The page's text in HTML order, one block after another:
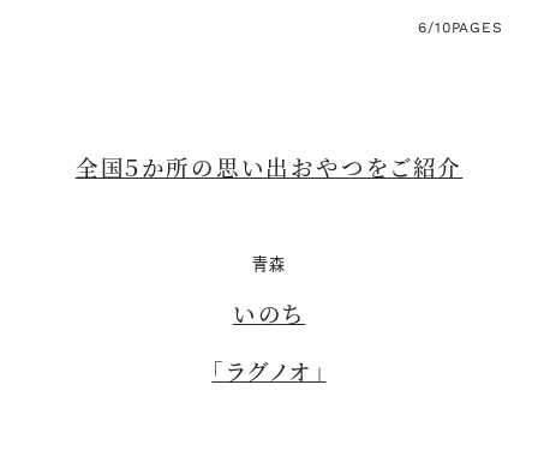
6/10PAGES
全国５か所の思い出おやつをご紹介
青森
いのち
「ラグノオ」